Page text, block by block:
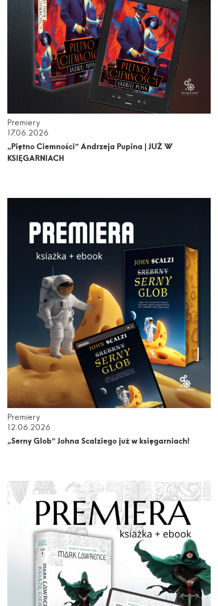
Premiery
17.06.2026
„Piętno Ciemności” Andrzeja Pupina | JUŻ W
KSIĘGARNIACH
Premiery
12.06.2026
„Serny Glob” Johna Scalziego już w księgarniach!